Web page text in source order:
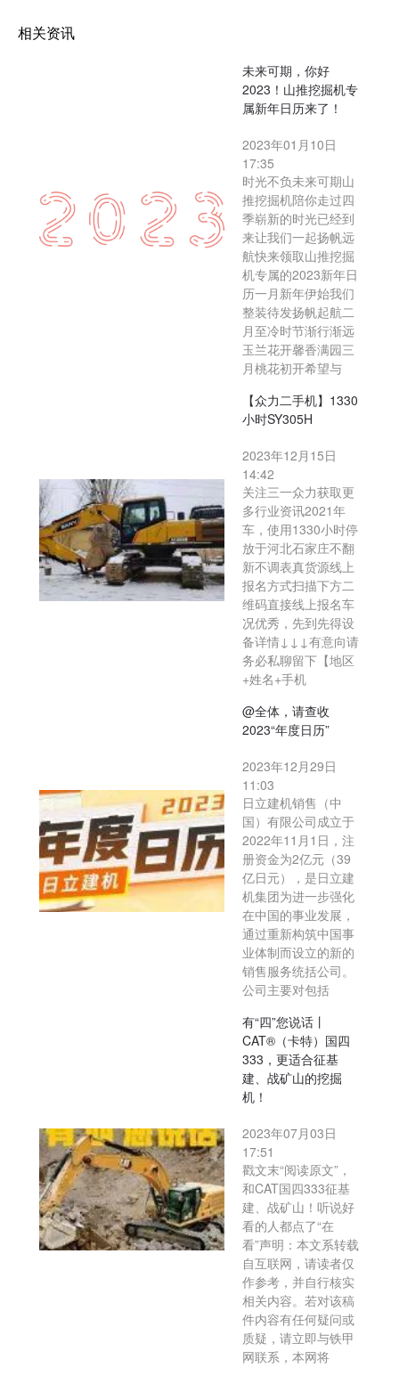
相关资讯
未来可期，你好
2023！山推挖掘机专
属新年日历来了！
2023年01月10日
17:35
时光不负未来可期山
推挖掘机陪你走过四
季崭新的时光已经到
来让我们一起扬帆远
航快来领取山推挖掘
机专属的2023新年日
历一月新年伊始我们
整装待发扬帆起航二
月至冷时节渐行渐远
玉兰花开馨香满园三
月桃花初开希望与
【众力二手机】1330
小时SY305H
2023年12月15日
14:42
关注三一众力获取更
多行业资讯2021年
车，使用1330小时停
放于河北石家庄不翻
新不调表真货源线上
报名方式扫描下方二
维码直接线上报名车
况优秀，先到先得设
备详情↓↓↓有意向请
务必私聊留下【地区
+姓名+手机
@全体，请查收
2023“年度日历”
2023年12月29日
11:03
日立建机销售（中
国）有限公司成立于
2022年11月1日，注
册资金为2亿元（39
亿日元），是日立建
机集团为进一步强化
在中国的事业发展，
通过重新构筑中国事
业体制而设立的新的
销售服务统括公司。
公司主要对包括
有“四”您说话丨
CAT®（卡特）国四
333，更适合征基
建、战矿山的挖掘
机！
2023年07月03日
17:51
戳文末“阅读原文”，
和CAT国四333征基
建、战矿山！听说好
看的人都点了“在
看”声明：本文系转载
自互联网，请读者仅
作参考，并自行核实
相关内容。若对该稿
件内容有任何疑问或
质疑，请立即与铁甲
网联系，本网将